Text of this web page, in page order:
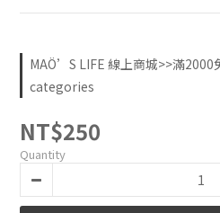
MAÖ’S LIFE 線上商城>>滿
categories
NT$250
Quantity